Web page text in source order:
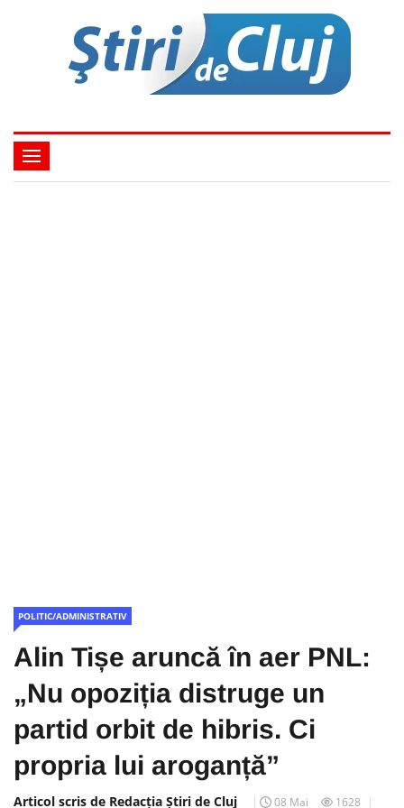
POLITIC/ADMINISTRATIV
Alin Tișe aruncă în aer PNL:
„Nu opoziția distruge un
partid orbit de hibris. Ci
propria lui aroganță”
Articol scris de Redacția Știri de Cluj 08 Mai 1628